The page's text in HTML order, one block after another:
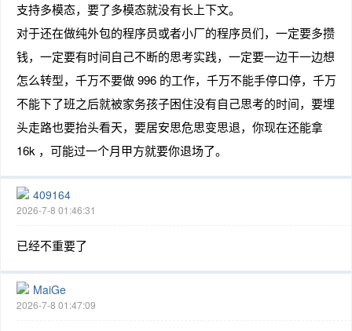
支持多模态，要了多模态就没有长上下文。
对于还在做纯外包的程序员或者小厂的程序员们，一定要多攒
钱，一定要有时间自己不断的思考实践，一定要一边干一边想
怎么转型，千万不要做 996 的工作，千万不能手停口停，千万
不能下了班之后就被家务孩子困住没有自己思考的时间，要埋
头走路也要抬头看天，要居安思危思变思退，你现在还能拿
16k ，可能过一个月甲方就要你退场了。
409164
2026-7-8 01:46:31
已经不重要了
MaiGe
2026-7-8 01:47:09